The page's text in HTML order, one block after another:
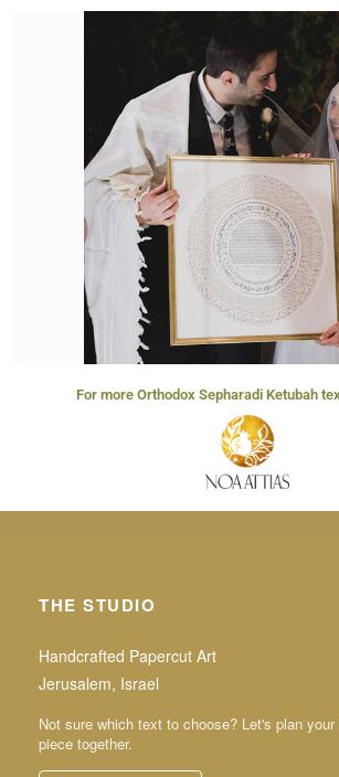
For more Orthodox Sepharadi Ketubah
THE STUDIO
Handcrafted Papercut Art
Jerusalem, Israel
Not sure which text to choose? Let's plan
piece together.